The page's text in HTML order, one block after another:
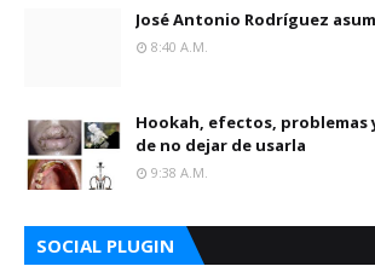
José Antonio Rodríguez
8:40 A.m.
Hookah, efectos, problemas
de no dejar de usarla
9:38 A.m.
SOCIAL PLUGIN